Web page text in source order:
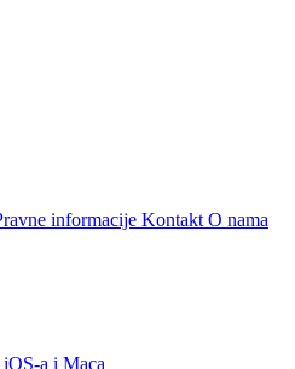
informacije Kontakt O nama
a i Maca